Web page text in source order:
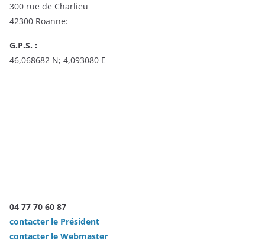
300 rue de Charlieu
42300 Roanne:
G.P.S. :
46,068682 N; 4,093080 E
04 77 70 60 87
contacter le Président
contacter le Webmaster